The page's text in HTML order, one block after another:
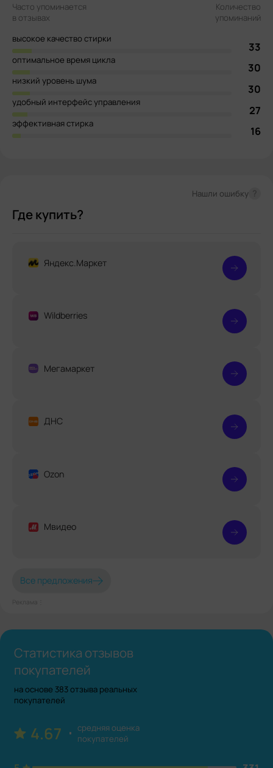
Часто упоминается
в отзывах
Количество
упоминаний
высокое качество стирки
33
оптимальное время цикла
30
низкий уровень шума
30
удобный интерфейс управления
27
эффективная стирка
16
Где купить?
Нашли ошибку
Яндекс.Маркет
Wildberries
Мегамаркет
ДНС
Ozon
Мвидео
Все предложения
Реклама⋮
Статистика отзывов
покупателей
на основе 383 отзыва реальных
покупателей
4.67
средняя оценка
покупателей